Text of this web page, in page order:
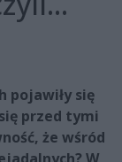
pojawiły się
przed tymi
że wśród